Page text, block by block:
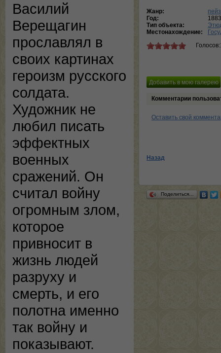
Василий
Верещагин
прославлял в
своих картинах
героизм русского
солдата.
Художник не
любил писать
эффектных
военных
сражений. Он
считал войну
огромным злом,
которое
привносит в
жизнь людей
разруху и
смерть, и его
полотна именно
так войну и
показывают.
Жанр:
Год:
1883
Тип объекта:
Местонахождение:
Комментарии
Оставить свой
Назад
Поделиться…